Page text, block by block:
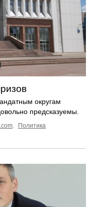
округам
предсказуемы.
.
Политика